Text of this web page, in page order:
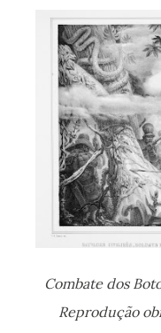
Combate dos Botocudos em Mogi das Cruzes -
Reprodução